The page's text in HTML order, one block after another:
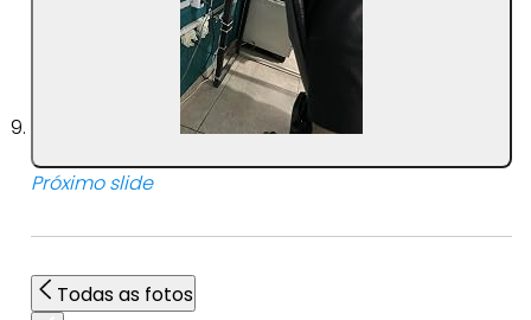
Próximo slide
Todas as fotos